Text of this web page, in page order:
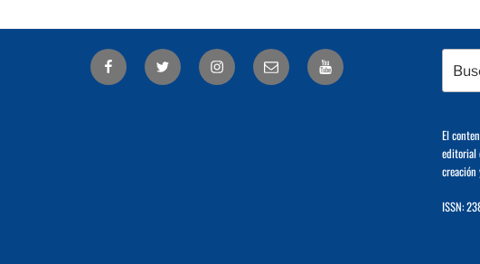
Buscar
por:
El
editorial
creación
ISSN:
Facebook Twitter
Correo
electrónico